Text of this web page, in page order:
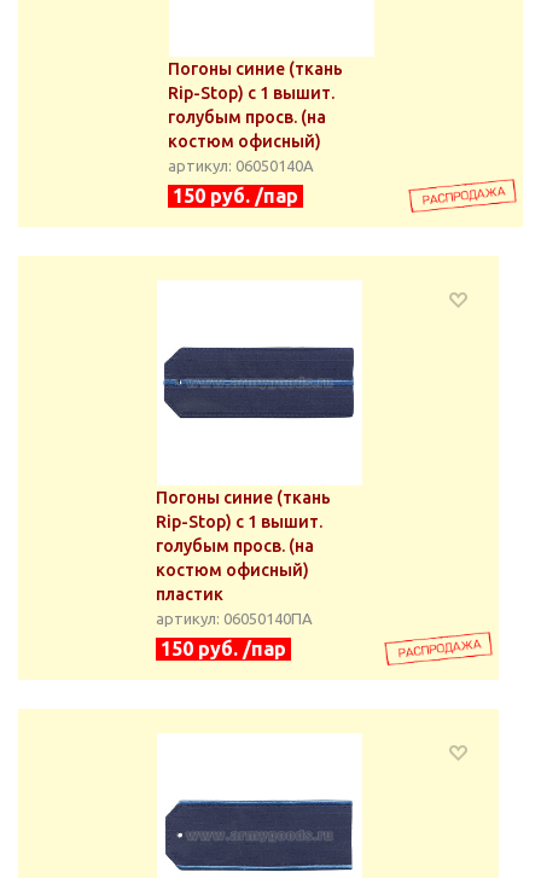
Погоны синие (ткань
Rip-Stop) с 1 вышит.
голубым просв. (на
костюм офисный)
артикул: 06050140А
150 руб. /пар
Погоны синие (ткань
Rip-Stop) с 1 вышит.
голубым просв. (на
костюм офисный)
пластик
артикул: 06050140ПА
150 руб. /пар